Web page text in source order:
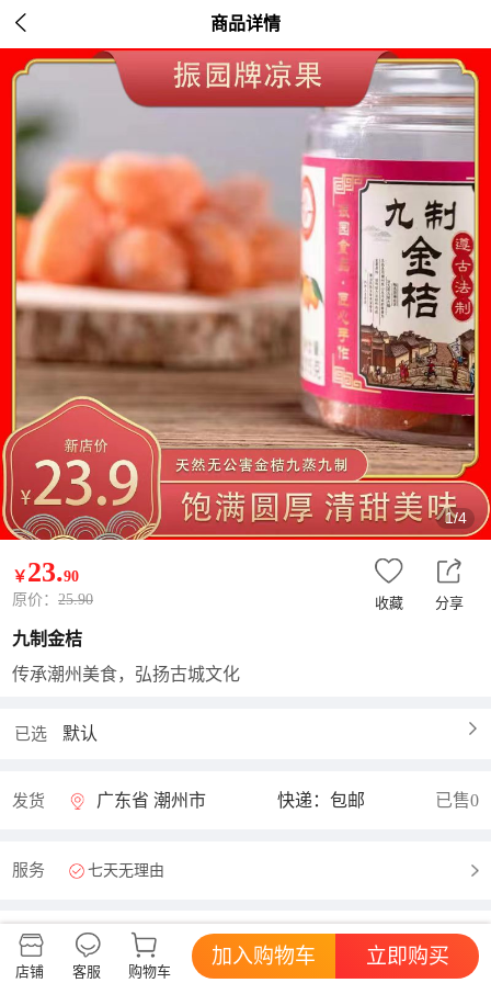
 商品详情
1/4
￥ 23.90
原价： 25.90 收藏 分享
九制金桔
传承潮州美食，弘扬古城文化
已选 默认
发货 广东省 潮州市 快递：包邮 已售0
服务 七天无理由
商品评价 好评率暂无 查看更多
店铺 客服 购物车
加入购物车 立即购买